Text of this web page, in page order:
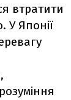
втратити
У Японії